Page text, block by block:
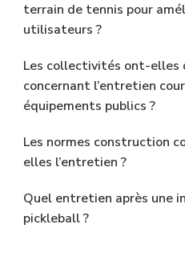
terrain de tennis pour
utilisateurs ?
Les collectivités ont-elles
concernant l’entretien
équipements publics ?
Les normes construction
elles l’entretien ?
Quel entretien après une
pickleball ?